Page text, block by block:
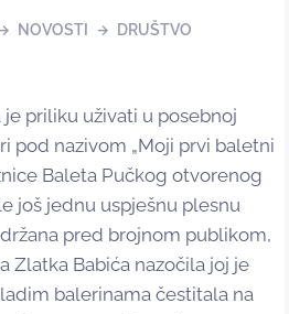
NOVOSTI
DRUŠTVO
priliku uživati u posebnoj
pod nazivom „Moji prvi baletni
Baleta Pučkog otvorenog
još jednu uspješnu plesnu
pred brojnom publikom,
Zlatka Babića nazočila joj je
balerinama čestitala na